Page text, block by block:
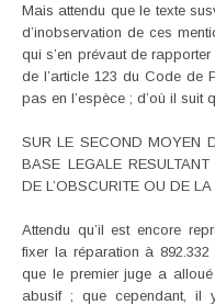
Mais attendu que le texte
d’inobservation de ces
qui s’en prévaut de
de l’article 123 du Code de
pas en l’espèce ; d’où il suit
SUR LE SECOND MOYEN
BASE LEGALE
DE L’OBSCURITE OU DE
Attendu qu’il est encore
fixer la réparation à
que le premier juge a
abusif ; que cependant, il